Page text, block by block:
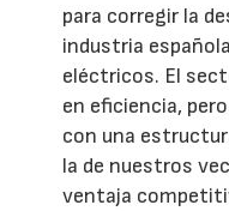
para corregir la
industria
eléctricos. El
en eficiencia,
con una
la de nuestros
ventaja